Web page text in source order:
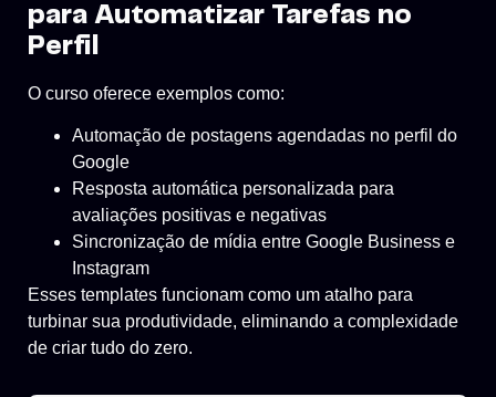
para Automatizar Tarefas no
Perfil
O curso oferece exemplos como:
Automação de postagens agendadas no perfil do
Google
Resposta automática personalizada para
avaliações positivas e negativas
Sincronização de mídia entre Google Business e
Instagram
Esses templates funcionam como um atalho para
turbinar sua produtividade, eliminando a complexidade
de criar tudo do zero.